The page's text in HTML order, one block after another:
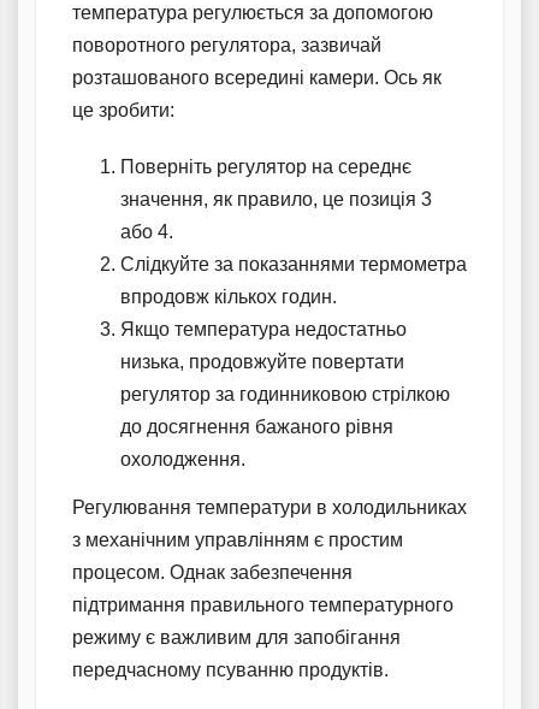
температура регулюється за допомогою
поворотного регулятора, зазвичай
розташованого всередині камери. Ось як
це зробити:
Поверніть регулятор на середнє
значення, як правило, це позиція 3
або 4.
Слідкуйте за показаннями термометра
впродовж кількох годин.
Якщо температура недостатньо
низька, продовжуйте повертати
регулятор за годинниковою стрілкою
до досягнення бажаного рівня
охолодження.
Регулювання температури в холодильниках
з механічним управлінням є простим
процесом. Однак забезпечення
підтримання правильного температурного
режиму є важливим для запобігання
передчасному псуванню продуктів.